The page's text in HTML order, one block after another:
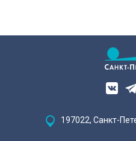
197022, Санкт-